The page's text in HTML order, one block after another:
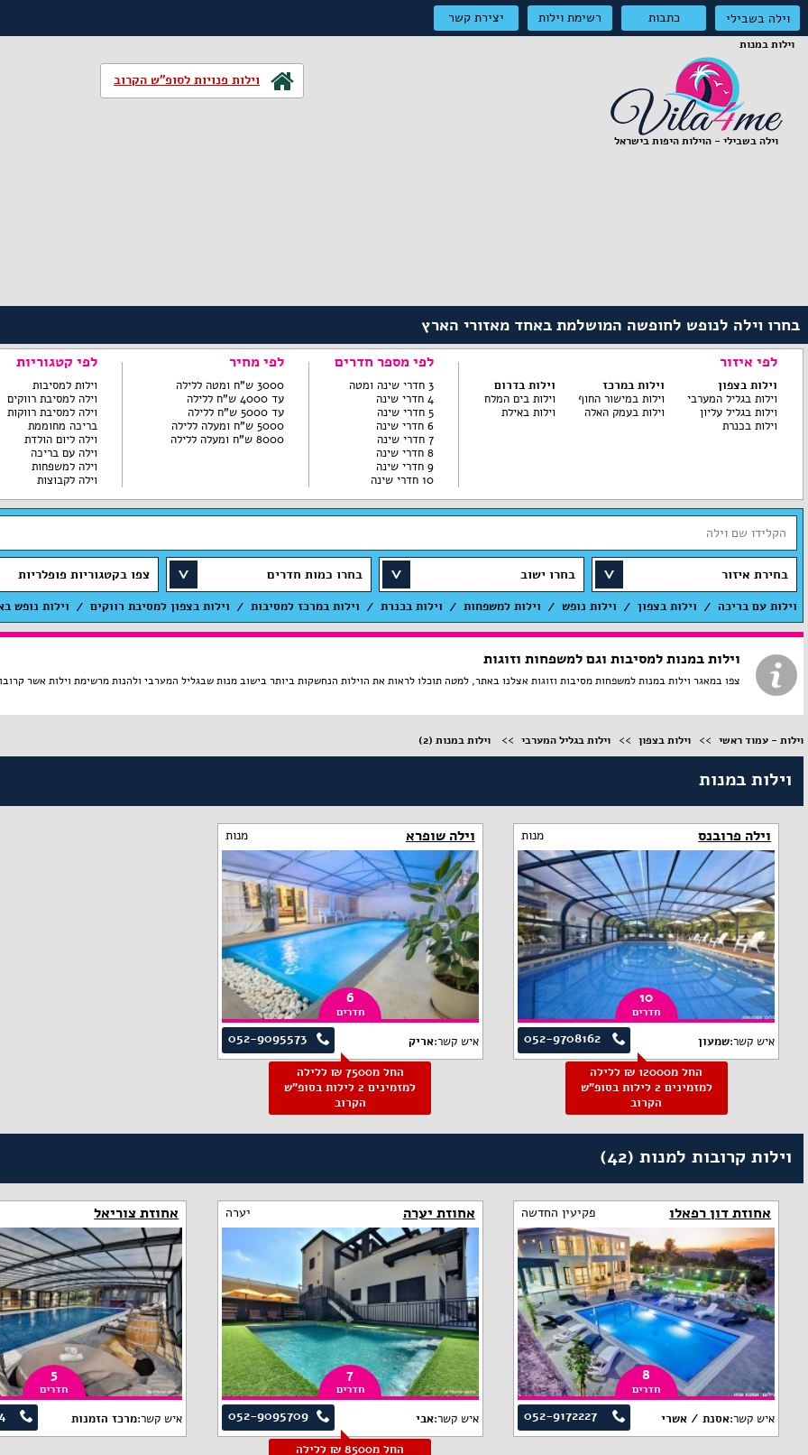
וילה בשבילי כתבות רשימת וילות יצירת קשר
וילות במנות
וילות פנויות לסופ"ש הקרוב
וילה בשבילי - הוילות היפות בישראל
בחרו וילה לנופש לחופשה המושלמת באחד מאזורי הארץ
לפי איזור
וילות בצפון
וילות בגליל המערבי
וילות בגליל עליון
וילות בכנרת
וילות במרכז
וילות במישור החוף
וילות בעמק האלה
וילות בדרום
וילות בים המלח
וילות באילת
לפי מספר חדרים
3 חדרי שינה ומטה
4 חדרי שינה
5 חדרי שינה
6 חדרי שינה
7 חדרי שינה
8 חדרי שינה
9 חדרי שינה
10 חדרי שינה
לפי מחיר
3000 ש"ח ומטה ללילה
עד 4000 ש"ח ללילה
עד 5000 ש"ח ללילה
5000 ש"ח ומעלה ללילה
8000 ש"ח ומעלה ללילה
לפי קטגוריות
וילות למסיבות
וילה למסיבת רווקים
וילה למסיבת רווקות
בריכה מחוממת
וילה ליום הולדת
וילה עם בריכה
וילה למשפחות
וילה לקבוצות
בחירת איזור בחרו ישוב בחרו כמות חדרים צפו בקטגוריות פופלריות
וילות עם בריכה וילות בצפון וילות נופש וילות למשפחות וילות בכנרת וילות במרכז למסיבות וילות בצפון למסיבת רווקים וילות נופש
וילות במנות למסיבות וגם למשפחות וזוגות
צפו במאגר וילות במנות למשפחות מסיבות וזוגות אצלנו באתר, למטה תוכלו לראות את הוילות הנחשקות ביותר בישוב מנות שבגליל המערבי ולהנות מרשימת וילות אשר קרובות אל
וילות - עמוד ראשי וילות בצפון וילות בגליל המערבי וילות במנות (2)
וילות במנות
וילה פרובנס מנות
10
חדרים
052-9708162 איש קשר:שמעון
החל מ12000 ₪ ללילה
למזמינים 2 לילות בסופ"ש
הקרוב
וילה שופרא מנות
6
חדרים
052-9095573 איש קשר:אריק
החל מ7500 ₪ ללילה
למזמינים 2 לילות בסופ"ש
הקרוב
וילות קרובות למנות (42)
אחוזת דון רפאלו פקיעין החדשה
8
חדרים
052-9172227 איש קשר:אסנת / אשרי
אחוזת יערה יערה
7
חדרים
052-9095709 איש קשר:אבי
החל מ8500 ₪ ללילה
אחוזת צוריאל
5
חדרים
איש קשר:מרכז הזמנות